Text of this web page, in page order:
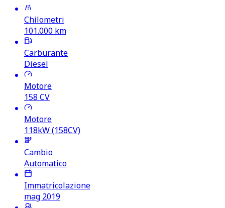
Chilometri
101.000 km
Carburante
Diesel
Motore
158 CV
Motore
118kW (158CV)
Cambio
Automatico
Immatricolazione
mag 2019